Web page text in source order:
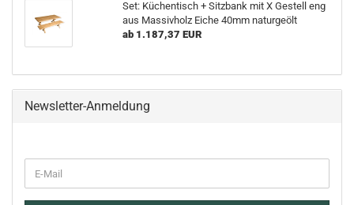
Set: Küchentisch + Sitzbank mit X Gestell eng
aus Massivholz Eiche 40mm naturgeölt
ab 1.187,37 EUR
Newsletter-Anmeldung
E-
Mail